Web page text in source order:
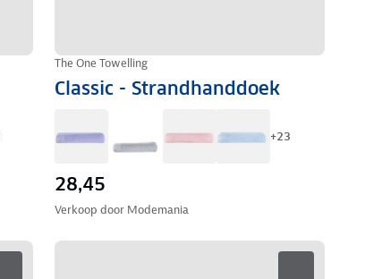
The One Towelling
Classic - Strandhanddoek
+23
28,45
Verkoop door Modemania